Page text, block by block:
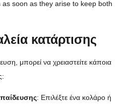
soon as they arise to keep both
κατάρτισης
μπορεί να χρειαστείτε κάποια
: Επιλέξτε ένα κολάρο ή